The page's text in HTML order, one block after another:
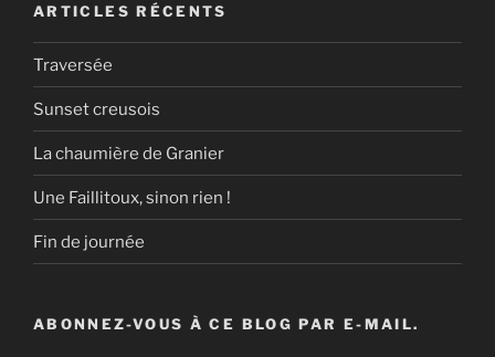
ARTICLES RÉCENTS
Traversée
Sunset creusois
La chaumière de Granier
Une Faillitoux, sinon rien !
Fin de journée
ABONNEZ-VOUS À CE BLOG PAR E-MAIL.